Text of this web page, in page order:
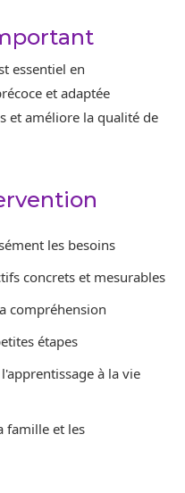
essentiel en
et adaptée
et améliore la qualité de
les besoins
concrets et mesurables
compréhension
étapes
à la vie
famille et les